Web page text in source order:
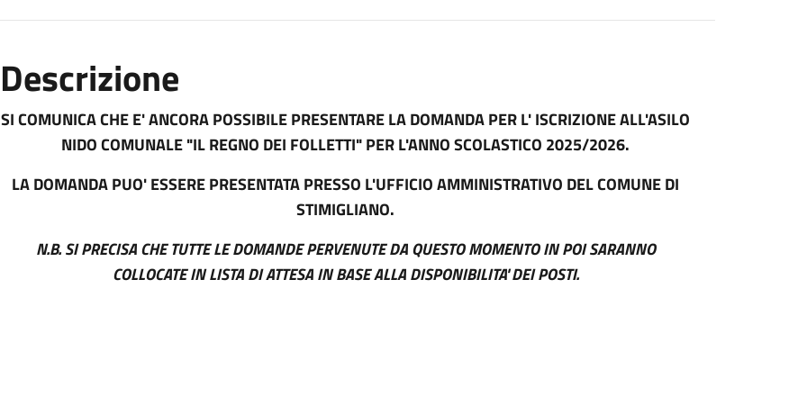
Descrizione
SI COMUNICA CHE E' ANCORA POSSIBILE PRESENTARE LA DOMANDA PER L' ISCRIZIONE ALL'ASILO
NIDO COMUNALE "IL REGNO DEI FOLLETTI" PER L'ANNO SCOLASTICO 2025/2026.
LA DOMANDA PUO' ESSERE PRESENTATA PRESSO L'UFFICIO AMMINISTRATIVO DEL COMUNE DI
STIMIGLIANO.
N.B. SI PRECISA CHE TUTTE LE DOMANDE PERVENUTE DA QUESTO MOMENTO IN POI SARANNO
COLLOCATE IN LISTA DI ATTESA IN BASE ALLA DISPONIBILITA' DEI POSTI.